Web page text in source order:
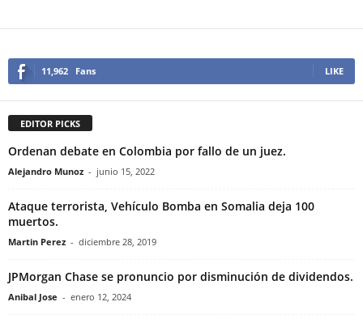
11,962 Fans LIKE
EDITOR PICKS
Ordenan debate en Colombia por fallo de un juez.
Alejandro Munoz - junio 15, 2022
Ataque terrorista, Vehículo Bomba en Somalia deja 100
muertos.
Martin Perez - diciembre 28, 2019
JPMorgan Chase se pronuncio por disminución de dividendos.
Anibal Jose - enero 12, 2024